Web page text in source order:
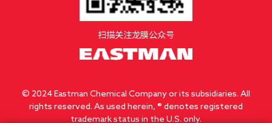
扫描关注龙膜公众号
© 2024 Eastman Chemical Company or its subsidiaries. All
rights reserved. As used herein, ® denotes registered
trademark status in the U.S. only.